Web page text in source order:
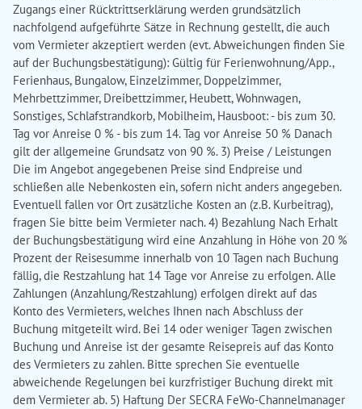
Zugangs einer Rücktrittserklärung werden grundsätzlich
nachfolgend aufgeführte Sätze in Rechnung gestellt, die auch
vom Vermieter akzeptiert werden (evt. Abweichungen finden Sie
auf der Buchungsbestätigung): Gültig für Ferienwohnung/App.,
Ferienhaus, Bungalow, Einzelzimmer, Doppelzimmer,
Mehrbettzimmer, Dreibettzimmer, Heubett, Wohnwagen,
Sonstiges, Schlafstrandkorb, Mobilheim, Hausboot: - bis zum 30.
Tag vor Anreise 0 % - bis zum 14. Tag vor Anreise 50 % Danach
gilt der allgemeine Grundsatz von 90 %. 3) Preise / Leistungen
Die im Angebot angegebenen Preise sind Endpreise und
schließen alle Nebenkosten ein, sofern nicht anders angegeben.
Eventuell fallen vor Ort zusätzliche Kosten an (z.B. Kurbeitrag),
fragen Sie bitte beim Vermieter nach. 4) Bezahlung Nach Erhalt
der Buchungsbestätigung wird eine Anzahlung in Höhe von 20 %
Prozent der Reisesumme innerhalb von 10 Tagen nach Buchung
fällig, die Restzahlung hat 14 Tage vor Anreise zu erfolgen. Alle
Zahlungen (Anzahlung/Restzahlung) erfolgen direkt auf das
Konto des Vermieters, welches Ihnen nach Abschluss der
Buchung mitgeteilt wird. Bei 14 oder weniger Tagen zwischen
Buchung und Anreise ist der gesamte Reisepreis auf das Konto
des Vermieters zu zahlen. Bitte sprechen Sie eventuelle
abweichende Regelungen bei kurzfristiger Buchung direkt mit
dem Vermieter ab. 5) Haftung Der SECRA FeWo-Channelmanager